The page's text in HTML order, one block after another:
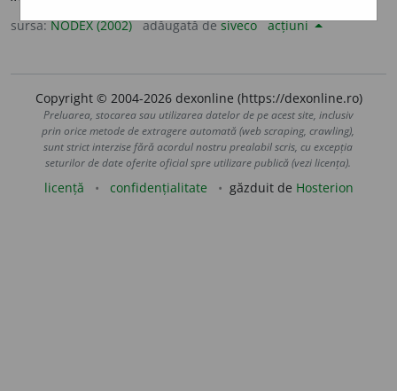
sursa:NODEX (2002) adăugată desiveco acțiuni
Copyright © 2004-2026 dexonline (https://dexonline.ro)
Preluarea, stocarea sau utilizarea datelor de pe acest site, inclusiv
prin orice metode de extragere automată (web scraping, crawling),
sunt strict interzise fără acordul nostru prealabil scris, cu excepția
seturilor de date oferite oficial spre utilizare publică (vezi licența).
licență confidențialitate găzduit de Hosterion